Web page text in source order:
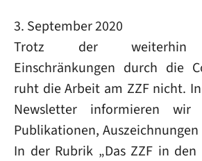
3. September 2020
Trotz der weiterhin
Einschränkungen durch die
ruht die Arbeit am ZZF nicht.
Newsletter informieren wir
Publikationen,
In der Rubrik „Das ZZF in